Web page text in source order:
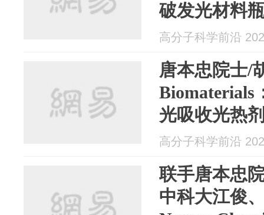
破发光材料
点亮共价有
高分子科学前沿
唐本忠院士/
Biomaterials
光吸收光热
动光热/NO
高分子科学前沿
联手唐本忠
中科大江俊